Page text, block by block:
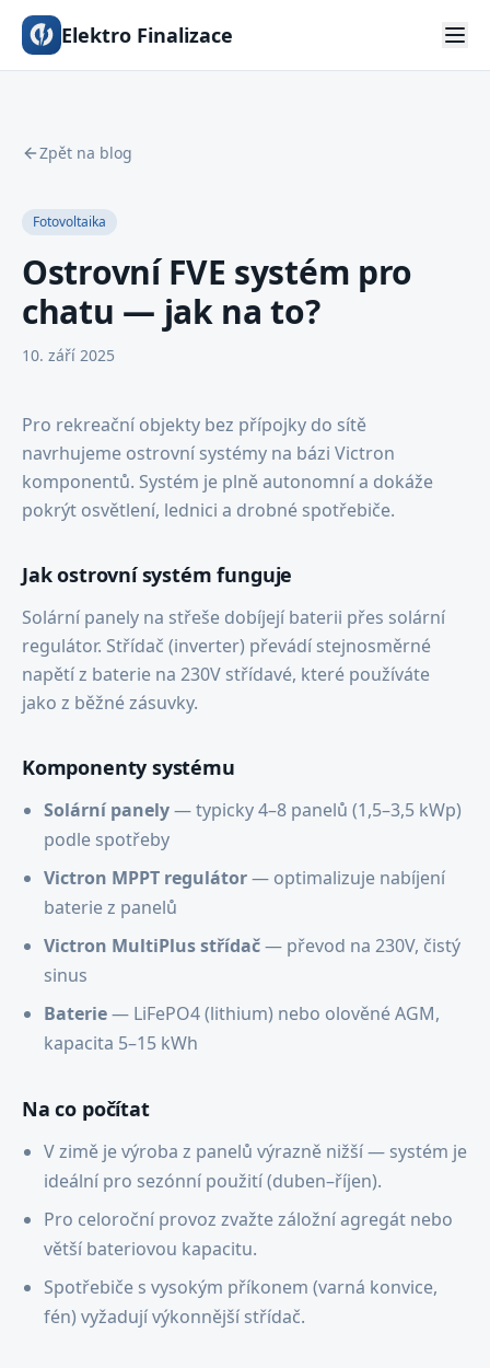
Elektro Finalizace
Zpět na blog
Fotovoltaika
Ostrovní FVE systém pro
chatu — jak na to?
10. září 2025
Pro rekreační objekty bez přípojky do sítě
navrhujeme ostrovní systémy na bázi Victron
komponentů. Systém je plně autonomní a dokáže
pokrýt osvětlení, lednici a drobné spotřebiče.
Jak ostrovní systém funguje
Solární panely na střeše dobíjejí baterii přes solární
regulátor. Střídač (inverter) převádí stejnosměrné
napětí z baterie na 230V střídavé, které používáte
jako z běžné zásuvky.
Komponenty systému
Solární panely— typicky 4–8 panelů (1,5–3,5 kWp)
podle spotřeby
Victron MPPT regulátor— optimalizuje nabíjení
baterie z panelů
Victron MultiPlus střídač— převod na 230V, čistý
sinus
Baterie— LiFePO4 (lithium) nebo olověné AGM,
kapacita 5–15 kWh
Na co počítat
V zimě je výroba z panelů výrazně nižší — systém je
ideální pro sezónní použití (duben–říjen).
Pro celoroční provoz zvažte záložní agregát nebo
větší bateriovou kapacitu.
Spotřebiče s vysokým příkonem (varná konvice,
fén) vyžadují výkonnější střídač.